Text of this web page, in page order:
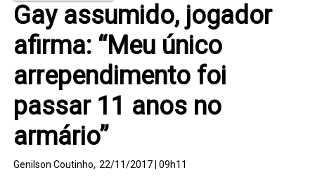
Gay assumido, jogador
afirma: “Meu único
arrependimento foi
passar 11 anos no
armário”
Genilson Coutinho, 22/11/2017 | 09h11